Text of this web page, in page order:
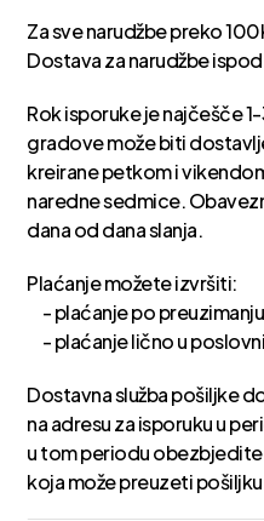
Za sve narudžbe preko
Dostava za narudžbe ispod
Rok isporuke je najčešče
gradove može biti
kreirane petkom i
naredne sedmice.
dana od dana slanja.
Plaćanje možete izvršiti:
- plaćanje po preuzimanju
- plaćanje lično u
Dostavna služba pošiljke
na adresu za isporuku u
u tom periodu
koja može preuzeti